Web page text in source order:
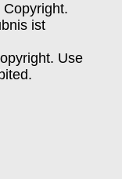
ist
Use